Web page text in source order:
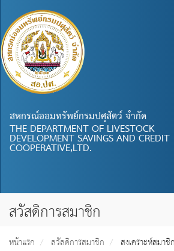
สหกรณ์ออมทรัพย์กรมปศุสัตว์ จำกัด
THE DEPARTMENT OF LIVESTOCK
DEVELOPMENT SAVINGS AND CREDIT
COOPERATIVE,LTD.
สวัสดิการสมาชิก
หน้าแรก สวัสดิการสมาชิก สงเคราะห์สมา